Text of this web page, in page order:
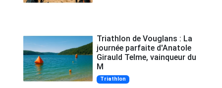
Triathlon de Vouglans : La
journée parfaite d'Anatole
Girauld Telme, vainqueur du
M
Triathlon